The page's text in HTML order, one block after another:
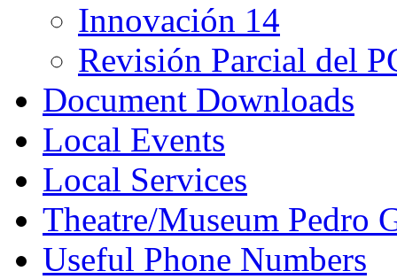
Innovación 14
Revisión Parcial del
Document Downloads
Local Events
Local Services
Theatre/Museum Pedro
Useful Phone Numbers